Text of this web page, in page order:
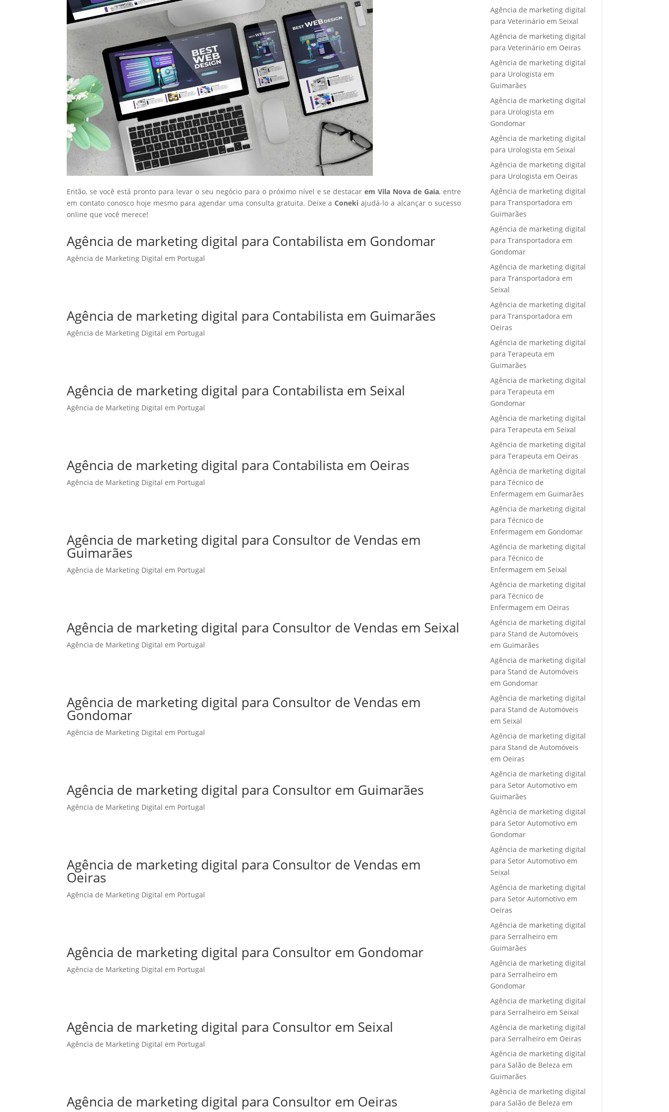
Então, se você está pronto para levar o seu negócio para o próximo nível e se destacarem Vila Nova de Gaia, entre
em contato conosco hoje mesmo para agendar uma consulta gratuita. Deixe aConeki ajudá-lo a alcançar o sucesso
online que você merece!
Agência de marketing digital para Contabilista em Gondomar
Agência de Marketing Digital em Portugal
Agência de marketing digital para Contabilista em Guimarães
Agência de Marketing Digital em Portugal
Agência de marketing digital para Contabilista em Seixal
Agência de Marketing Digital em Portugal
Agência de marketing digital para Contabilista em Oeiras
Agência de Marketing Digital em Portugal
Agência de marketing digital para Consultor de Vendas em
Guimarães
Agência de Marketing Digital em Portugal
Agência de marketing digital para Consultor de Vendas em Seixal
Agência de Marketing Digital em Portugal
Agência de marketing digital para Consultor de Vendas em
Gondomar
Agência de Marketing Digital em Portugal
Agência de marketing digital para Consultor em Guimarães
Agência de Marketing Digital em Portugal
Agência de marketing digital para Consultor de Vendas em
Oeiras
Agência de Marketing Digital em Portugal
Agência de marketing digital para Consultor em Gondomar
Agência de Marketing Digital em Portugal
Agência de marketing digital para Consultor em Seixal
Agência de Marketing Digital em Portugal
Agência de marketing digital para Consultor em Oeiras
Agência de marketing digital
para Veterinário em Seixal
Agência de marketing digital
para Veterinário em Oeiras
Agência de marketing digital
para Urologista em
Guimarães
Agência de marketing digital
para Urologista em
Gondomar
Agência de marketing digital
para Urologista em Seixal
Agência de marketing digital
para Urologista em Oeiras
Agência de marketing digital
para Transportadora em
Guimarães
Agência de marketing digital
para Transportadora em
Gondomar
Agência de marketing digital
para Transportadora em
Seixal
Agência de marketing digital
para Transportadora em
Oeiras
Agência de marketing digital
para Terapeuta em
Guimarães
Agência de marketing digital
para Terapeuta em
Gondomar
Agência de marketing digital
para Terapeuta em Seixal
Agência de marketing digital
para Terapeuta em Oeiras
Agência de marketing digital
para Técnico de
Enfermagem em Guimarães
Agência de marketing digital
para Técnico de
Enfermagem em Gondomar
Agência de marketing digital
para Técnico de
Enfermagem em Seixal
Agência de marketing digital
para Técnico de
Enfermagem em Oeiras
Agência de marketing digital
para Stand de Automóveis
em Guimarães
Agência de marketing digital
para Stand de Automóveis
em Gondomar
Agência de marketing digital
para Stand de Automóveis
em Seixal
Agência de marketing digital
para Stand de Automóveis
em Oeiras
Agência de marketing digital
para Setor Automotivo em
Guimarães
Agência de marketing digital
para Setor Automotivo em
Gondomar
Agência de marketing digital
para Setor Automotivo em
Seixal
Agência de marketing digital
para Setor Automotivo em
Oeiras
Agência de marketing digital
para Serralheiro em
Guimarães
Agência de marketing digital
para Serralheiro em
Gondomar
Agência de marketing digital
para Serralheiro em Seixal
Agência de marketing digital
para Serralheiro em Oeiras
Agência de marketing digital
para Salão de Beleza em
Guimarães
Agência de marketing digital
para Salão de Beleza em